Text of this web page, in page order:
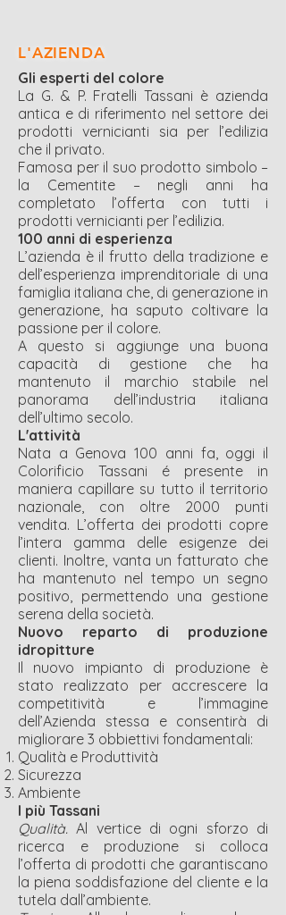
L'AZIENDA
Gli esperti del colore
La G. & P. Fratelli Tassani è azienda
antica e di riferimento nel settore dei
prodotti vernicianti sia per l’edilizia
che il privato.
Famosa per il suo prodotto simbolo –
la Cementite – negli anni ha
completato l’offerta con tutti i
prodotti vernicianti per l’edilizia.
100 anni di esperienza
L’azienda è il frutto della tradizione e
dell’esperienza imprenditoriale di una
famiglia italiana che, di generazione in
generazione, ha saputo coltivare la
passione per il colore.
A questo si aggiunge una buona
capacità di gestione che ha
mantenuto il marchio stabile nel
panorama dell’industria italiana
dell’ultimo secolo.
L'attività
Nata a Genova 100 anni fa, oggi il
Colorificio Tassani é presente in
maniera capillare su tutto il territorio
nazionale, con oltre 2000 punti
vendita. L’offerta dei prodotti copre
l’intera gamma delle esigenze dei
clienti. Inoltre, vanta un fatturato che
ha mantenuto nel tempo un segno
positivo, permettendo una gestione
serena della società.
Nuovo reparto di produzione
idropitture
Il nuovo impianto di produzione è
stato realizzato per accrescere la
competitività e l’immagine
dell’Azienda stessa e consentirà di
migliorare 3 obbiettivi fondamentali:
Qualità e Produttività
Sicurezza
Ambiente
I più Tassani
Qualità.Al vertice di ogni sforzo di
ricerca e produzione si colloca
l’offerta di prodotti che garantiscano
la piena soddisfazione del cliente e la
tutela dall’ambiente.